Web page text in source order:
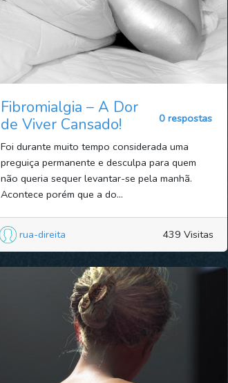
Fibromialgia – A Dor
de Viver Cansado!
0 respostas
Foi durante muito tempo considerada uma
preguiça permanente e desculpa para quem
não queria sequer levantar-se pela manhã.
Acontece porém que a do...
rua-direita 439 Visitas